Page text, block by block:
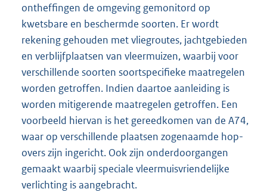
ontheffingen de omgeving gemonitord op
kwetsbare en beschermde soorten. Er wordt
rekening gehouden met vliegroutes, jachtgebieden
en verblijfplaatsen van vleermuizen, waarbij voor
verschillende soorten soortspecifieke maatregelen
worden getroffen. Indien daartoe aanleiding is
worden mitigerende maatregelen getroffen. Een
voorbeeld hiervan is het gereedkomen van de A74,
waar op verschillende plaatsen zogenaamde hop-
overs zijn ingericht. Ook zijn onderdoorgangen
gemaakt waarbij speciale vleermuisvriendelijke
verlichting is aangebracht.